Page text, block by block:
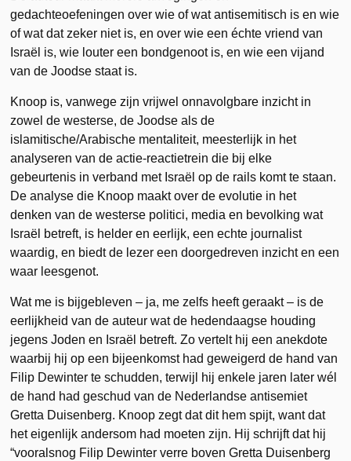
gedachteoefeningen over wie of wat antisemitisch is en wie
of wat dat zeker niet is, en over wie een échte vriend van
Israël is, wie louter een bondgenoot is, en wie een vijand
van de Joodse staat is.
Knoop is, vanwege zijn vrijwel onnavolgbare inzicht in
zowel de westerse, de Joodse als de
islamitische/Arabische mentaliteit, meesterlijk in het
analyseren van de actie-reactietrein die bij elke
gebeurtenis in verband met Israël op de rails komt te staan.
De analyse die Knoop maakt over de evolutie in het
denken van de westerse politici, media en bevolking wat
Israël betreft, is helder en eerlijk, een echte journalist
waardig, en biedt de lezer een doorgedreven inzicht en een
waar leesgenot.
Wat me is bijgebleven – ja, me zelfs heeft geraakt – is de
eerlijkheid van de auteur wat de hedendaagse houding
jegens Joden en Israël betreft. Zo vertelt hij een anekdote
waarbij hij op een bijeenkomst had geweigerd de hand van
Filip Dewinter te schudden, terwijl hij enkele jaren later wél
de hand had geschud van de Nederlandse antisemiet
Gretta Duisenberg. Knoop zegt dat dit hem spijt, want dat
het eigenlijk andersom had moeten zijn. Hij schrijft dat hij
“vooralsnog Filip Dewinter verre boven Gretta Duisenberg